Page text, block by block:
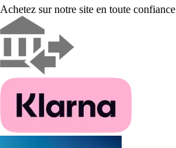
Achetez sur notre site en toute confiance